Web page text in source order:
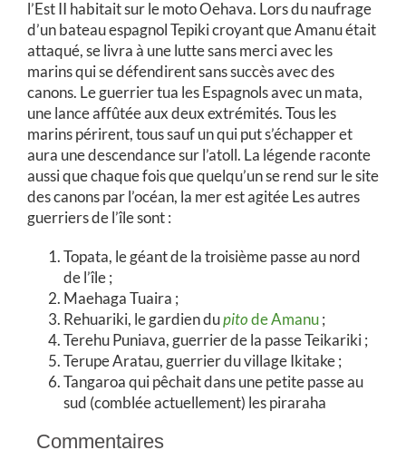
l’Est II habitait sur le moto Oehava. Lors du naufrage
d’un bateau espagnol Tepiki croyant que Amanu était
attaqué, se livra à une lutte sans merci avec les
marins qui se défendirent sans succès avec des
canons. Le guerrier tua les Espagnols avec un mata,
une lance affûtée aux deux extrémités. Tous les
marins périrent, tous sauf un qui put s’échapper et
aura une descendance sur l’atoll. La légende raconte
aussi que chaque fois que quelqu’un se rend sur le site
des canons par l’océan, la mer est agitée Les autres
guerriers de l’île sont :
Topata, le géant de la troisième passe au nord
de l’île ;
Maehaga Tuaira ;
Rehuariki, le gardien dupitode Amanu;
Terehu Puniava, guerrier de la passe Teikariki ;
Terupe Aratau, guerrier du village Ikitake ;
Tangaroa qui pêchait dans une petite passe au
sud (comblée actuellement) les piraraha
Commentaires